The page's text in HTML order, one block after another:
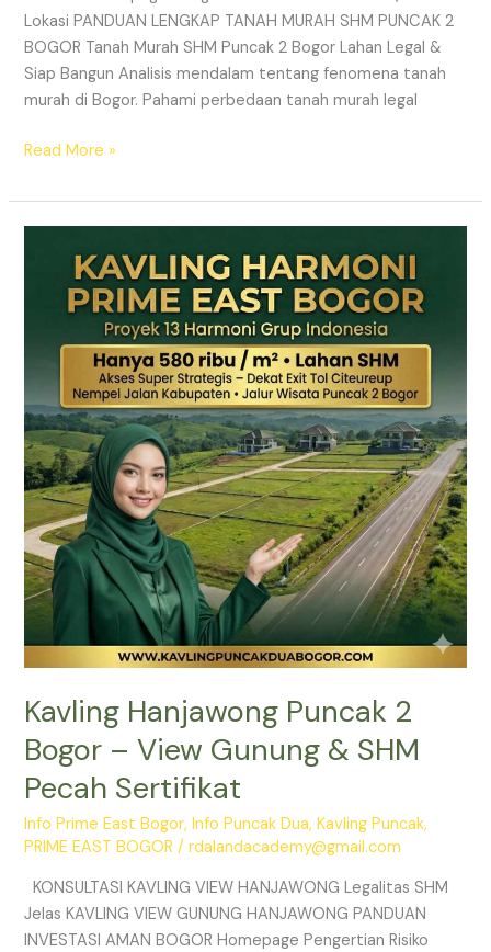
Lokasi PANDUAN LENGKAP TANAH MURAH SHM PUNCAK 2
BOGOR Tanah Murah SHM Puncak 2 Bogor Lahan Legal &
Siap Bangun Analisis mendalam tentang fenomena tanah
murah di Bogor. Pahami perbedaan tanah murah legal
Read More »
Kavling Hanjawong Puncak 2
Bogor – View Gunung & SHM
Pecah Sertifikat
Info Prime East Bogor,Info Puncak Dua,Kavling Puncak,
PRIME EAST BOGOR /rdalandacademy@gmail.com
KONSULTASI KAVLING VIEW HANJAWONG Legalitas SHM
Jelas KAVLING VIEW GUNUNG HANJAWONG PANDUAN
INVESTASI AMAN BOGOR Homepage Pengertian Risiko
Hanjawong
Puncak
Bogor
Gunung
&
SHM
Pecah
Sertifikat